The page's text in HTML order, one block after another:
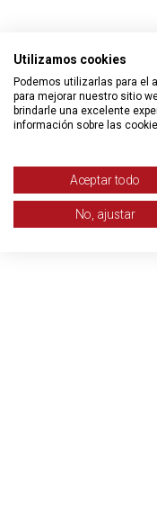
Utilizamos cookies
Podemos utilizarlas para el
para mejorar nuestro sitio
brindarle una excelente
información sobre las
Aceptar todo
No, ajustar